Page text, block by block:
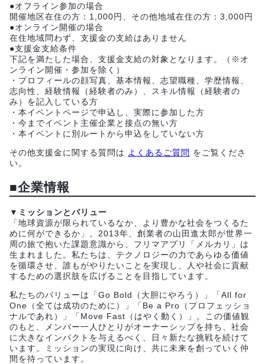
●オフライン参加の場合
開催地区在住の方：1,000円、その他地域在住の方：3,000円
●オンライン開催の場合
在住地域問わず、支援金の支給はありません
●支援金支給条件
下記を満たした場合、支援金支給の対象となります。（※オ
ンライン開催・参加を除く）
・プロフィールの顔写真、基本情報、志望職種、学歴情報、
志向性、経験情報（経験者のみ）、スキル情報（経験者の
み）を記入している方
・本イベントページで申込し、実際に参加した方
・今までイベント主催企業と接点の無い方
・本イベントに別ルートから申込をしていない方
その他支援金に関する質問は よくあるご質問 をご覧くださ
い。
■企業情報
▼ミッションとバリュー
「地球資源が限られているなか、より豊かな社会をつくるた
めに何ができるか」。2013年、創業者の山田進太郎が世界一
周の旅で抱いた課題意識から、フリマアプリ「メルカリ」は
生まれました。私たちは、テクノロジーの力であらゆる価値
を循環させ、誰もがやりたいことを実現し、人や社会に貢献
するための選択肢を広げることを目指しています。
私たちのバリューは「Go Bold（大胆にやろう）」「All for
One（全ては成功のために）」「Be a Pro（プロフェッショ
ナルであれ）」「Move Fast（はやく動く）」。この価値観
のもと、メンバー一人ひとりがオーナーシップを持ち、社会
に大きなインパクトを与えるべく、日々新たな挑戦を続けて
います。ミッションの実現に向け、共に未来を創っていく仲
間を待っています。